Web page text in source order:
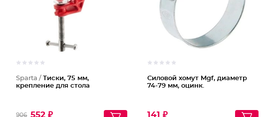
Sparta /Тиски, 75 мм,
крепление для стола
906 552 ₽
Силовой хомут Mgf, диаметр
74-79 мм, оцинк.
141 ₽